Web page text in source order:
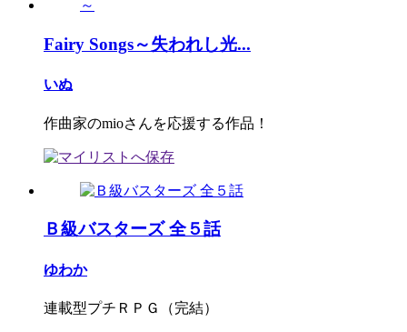
Fairy Songs～失われし光...
いぬ
作曲家のmioさんを応援する作品！
Ｂ級バスターズ 全５話
ゆわか
連載型プチＲＰＧ（完結）